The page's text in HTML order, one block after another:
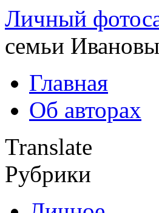
Личный
семьи
Главная
Об авторах
Translate
Рубрики